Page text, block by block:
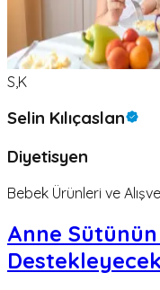
S,K
Selin Kılıçaslan
Diyetisyen
Bebek Ürünleri ve
Anne